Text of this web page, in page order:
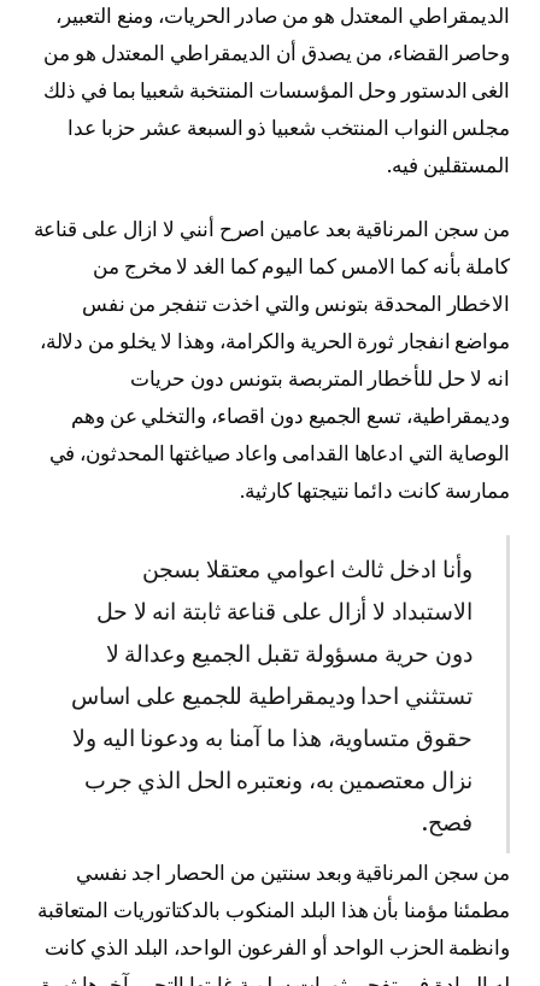
الديمقراطي المعتدل هو من صادر الحريات، ومنع التعبير،
وحاصر القضاء، من يصدق أن الديمقراطي المعتدل هو من
الغى الدستور وحل المؤسسات المنتخبة شعبيا بما في ذلك
مجلس النواب المنتخب شعبيا ذو السبعة عشر حزبا عدا
المستقلين فيه.
من سجن المرناقية بعد عامين اصرح أنني لا ازال على قناعة
كاملة بأنه كما الامس كما اليوم كما الغد لا مخرج من
الاخطار المحدقة بتونس والتي اخذت تنفجر من نفس
مواضع انفجار ثورة الحرية والكرامة، وهذا لا يخلو من دلالة،
انه لا حل للأخطار المتربصة بتونس دون حريات
وديمقراطية، تسع الجميع دون اقصاء، والتخلي عن وهم
الوصاية التي ادعاها القدامى واعاد صياغتها المحدثون، في
ممارسة كانت دائما نتيجتها كارثية.
وأنا ادخل ثالث اعوامي معتقلا بسجن
الاستبداد لا أزال على قناعة ثابتة انه لا حل
دون حرية مسؤولة تقبل الجميع وعدالة لا
تستثني احدا وديمقراطية للجميع على اساس
حقوق متساوية، هذا ما آمنا به ودعونا اليه ولا
نزال معتصمين به، ونعتبره الحل الذي جرب
فصح.
من سجن المرناقية وبعد سنتين من الحصار اجد نفسي
مطمئنا مؤمنا بأن هذا البلد المنكوب بالدكتاتوريات المتعاقبة
وانظمة الحزب الواحد أو الفرعون الواحد، البلد الذي كانت